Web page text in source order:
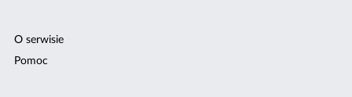
O serwisie
Pomoc